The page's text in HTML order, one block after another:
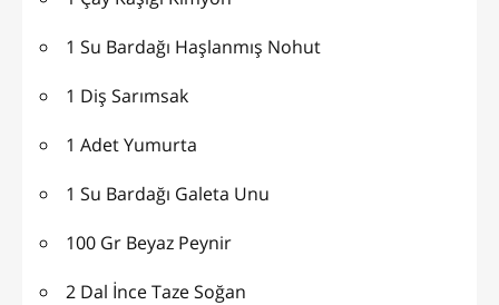
1 Su Bardağı Haşlanmış Nohut
1 Diş Sarımsak
1 Adet Yumurta
1 Su Bardağı Galeta Unu
100 Gr Beyaz Peynir
2 Dal İnce Taze Soğan